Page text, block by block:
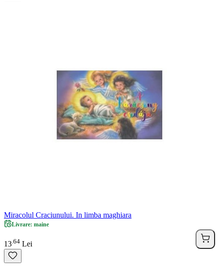
Miracolul Craciunului. In limba maghiara
Livrare: maine
13 64 Lei